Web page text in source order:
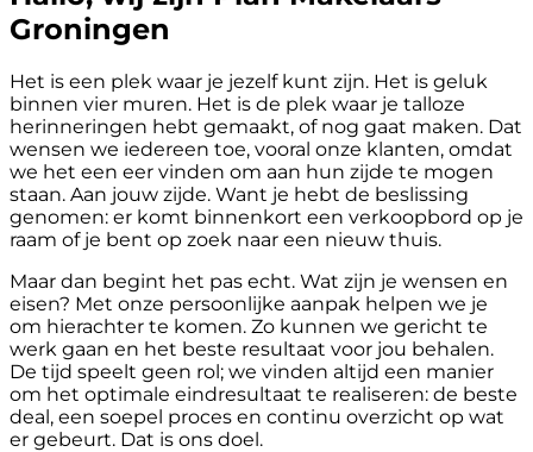
Groningen
Het is een plek waar je jezelf kunt zijn. Het is geluk
binnen vier muren. Het is de plek waar je talloze
herinneringen hebt gemaakt, of nog gaat maken. Dat
wensen we iedereen toe, vooral onze klanten, omdat
we het een eer vinden om aan hun zijde te mogen
staan. Aan jouw zijde. Want je hebt de beslissing
genomen: er komt binnenkort een verkoopbord op je
raam of je bent op zoek naar een nieuw thuis.
Maar dan begint het pas echt. Wat zijn je wensen en
eisen? Met onze persoonlijke aanpak helpen we je
om hierachter te komen. Zo kunnen we gericht te
werk gaan en het beste resultaat voor jou behalen.
De tijd speelt geen rol; we vinden altijd een manier
om het optimale eindresultaat te realiseren: de beste
deal, een soepel proces en continu overzicht op wat
er gebeurt. Dat is ons doel.